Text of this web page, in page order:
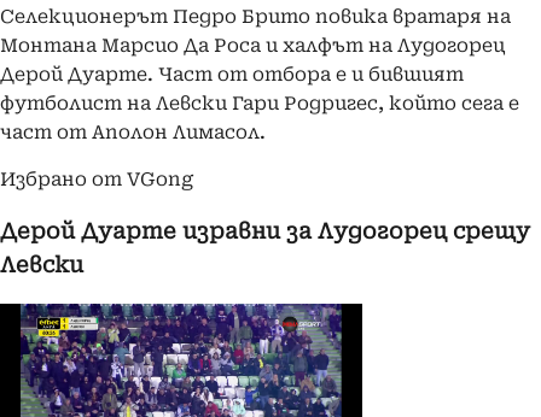
Селекционерът Педро Брито повика вратаря на
Монтана Марсио Да Роса и халфът на Лудогорец
Дерой Дуарте. Част от отбора е и бившият
футболист на Левски Гари Родригес, който сега е
част от Аполон Лимасол.
Избрано от VGong
Дерой Дуарте изравни за Лудогорец срещу
Левски